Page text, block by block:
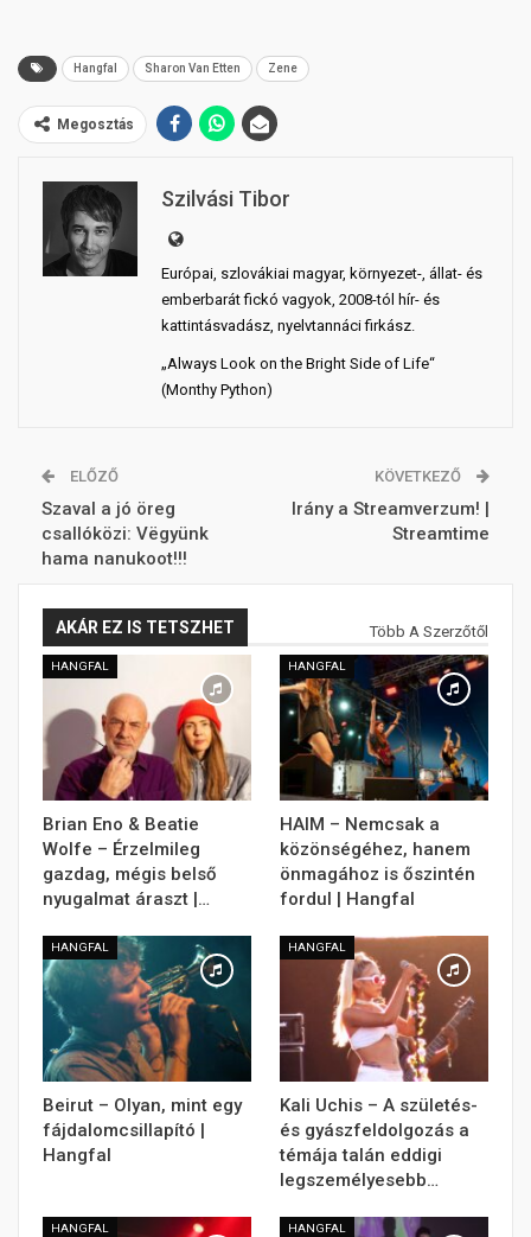
Hangfal Sharon Van Etten Zene
Megosztás
Szilvási Tibor
Európai, szlovákiai magyar, környezet-, állat- és
emberbarát fickó vagyok, 2008-tól hír- és
kattintásvadász, nyelvtannáci firkász.
„Always Look on the Bright Side of Life“
(Monthy Python)
ELŐZŐ
Szaval a jó öreg
csallóközi: Vëgyünk
hama nanukoot!!!
KÖVETKEZŐ
Irány a Streamverzum! |
Streamtime
AKÁR EZ IS TETSZHET Több A Szerzőtől
HANGFAL
Brian Eno & Beatie
Wolfe – Érzelmileg
gazdag, mégis belső
nyugalmat áraszt |…
HANGFAL
HAIM – Nemcsak a
közönségéhez, hanem
önmagához is őszintén
fordul | Hangfal
HANGFAL
Beirut – Olyan, mint egy
fájdalomcsillapító |
Hangfal
HANGFAL
Kali Uchis – A születés-
és gyászfeldolgozás a
témája talán eddigi
legszemélyesebb…
HANGFAL HANGFAL